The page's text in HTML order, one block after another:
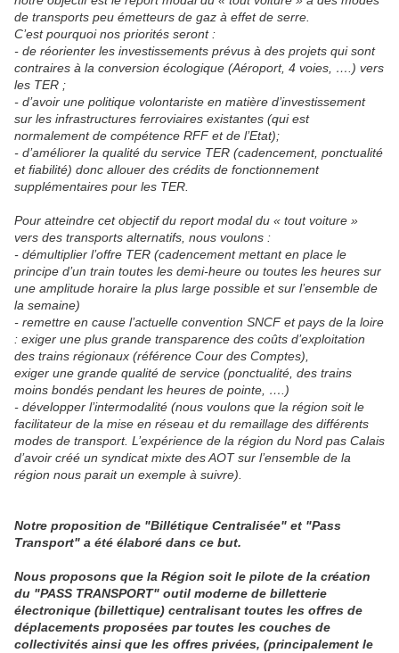
de transports peu émetteurs de gaz à effet de serre.
C’est pourquoi nos priorités seront :
- de réorienter les investissements prévus à des projets qui sont
contraires à la conversion écologique (Aéroport, 4 voies, ….) vers
les TER ;
- d’avoir une politique volontariste en matière d’investissement
sur les infrastructures ferroviaires existantes (qui est
normalement de compétence RFF et de l’Etat);
- d’améliorer la qualité du service TER (cadencement, ponctualité
et fiabilité) donc allouer des crédits de fonctionnement
supplémentaires pour les TER.
Pour atteindre cet objectif du report modal du « tout voiture »
vers des transports alternatifs, nous voulons :
- démultiplier l’offre TER (cadencement mettant en place le
principe d’un train toutes les demi-heure ou toutes les heures sur
une amplitude horaire la plus large possible et sur l’ensemble de
la semaine)
- remettre en cause l’actuelle convention SNCF et pays de la loire
: exiger une plus grande transparence des coûts d’exploitation
des trains régionaux (référence Cour des Comptes),
exiger une grande qualité de service (ponctualité, des trains
moins bondés pendant les heures de pointe, ….)
- développer l’intermodalité (nous voulons que la région soit le
facilitateur de la mise en réseau et du remaillage des différents
modes de transport. L’expérience de la région du Nord pas Calais
d’avoir créé un syndicat mixte des AOT sur l’ensemble de la
région nous parait un exemple à suivre).
Notre proposition de "Billétique Centralisée" et "Pass
Transport" a été élaboré dans ce but.
Nous proposons que la Région soit le pilote de la création
du "PASS TRANSPORT" outil moderne de billetterie
électronique (billettique) centralisant toutes les offres de
déplacements proposées par toutes les couches de
collectivités ainsi que les offres privées, (principalement le